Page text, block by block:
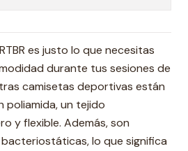
es justo lo que necesitas
durante tus sesiones de
camisetas deportivas están
poliamida, un tejido
y flexible. Además, son
lo que significa